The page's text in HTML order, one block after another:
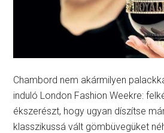
Chambord nem akármilyen
induló London Fashion Weekre:
ékszerészt, hogy ugyan díszítse
klasszikussá vált gömbüvegüket